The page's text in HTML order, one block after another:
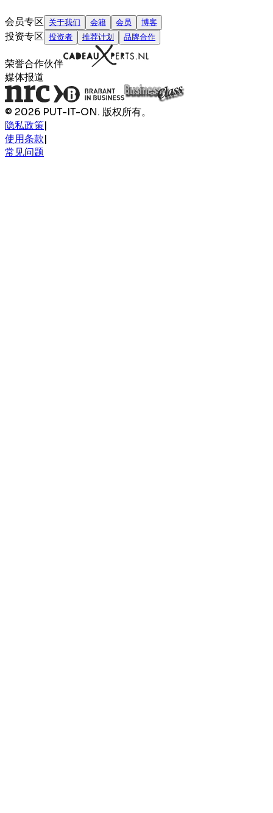
会员专区 关于我们 会籍 会员 博客
投资专区 投资者 推荐计划 品牌合作
荣誉合作伙伴
媒体报道
© 2026 PUT-IT-ON. 版权所有。
隐私政策|
使用条款|
常见问题